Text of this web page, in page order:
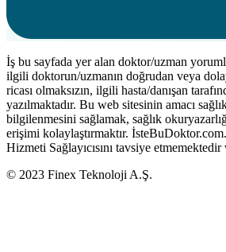
İş bu sayfada yer alan doktor/uzman
ilgili doktorun/uzmanın doğrudan veya
ricası olmaksızın, ilgili hasta/danışan
yazılmaktadır. Bu web sitesinin amacı
bilgilenmesini sağlamak, sağlık
erişimi kolaylaştırmaktır.
Hizmeti Sağlayıcısını tavsiye
© 2023 Finex Teknoloji A.Ş.